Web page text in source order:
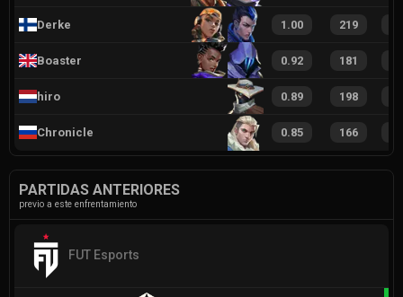
Derke 1.00 219
Boaster 0.92 181
hiro 0.89 198
Chronicle 0.85 166
PARTIDAS ANTERIORES
previo a este enfrentamiento
FUT Esports